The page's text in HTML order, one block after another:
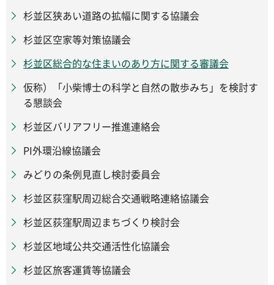
杉並区狭あい道路の拡幅に関する協議会
杉並区空家等対策協議会
杉並区総合的な住まいのあり方に関する審議会
仮称）「小柴博士の科学と自然の散歩みち」を検討す
る懇談会
杉並区バリアフリー推進連絡会
PI外環沿線協議会
みどりの条例見直し検討委員会
杉並区荻窪駅周辺総合交通戦略連絡協議会
杉並区荻窪駅周辺まちづくり検討会
杉並区地域公共交通活性化協議会
杉並区旅客運賃等協議会